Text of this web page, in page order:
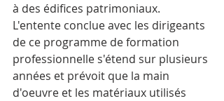
à des édifices patrimoniaux.
L'entente conclue avec les dirigeants
de ce programme de formation
professionnelle s'étend sur plusieurs
années et prévoit que la main
d'oeuvre et les matériaux utilisés